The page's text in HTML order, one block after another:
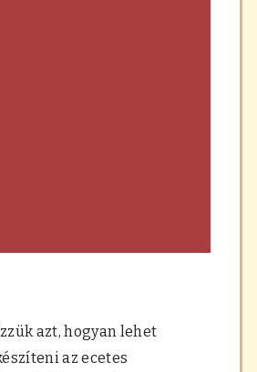
azt, hogyan lehet
az ecetes